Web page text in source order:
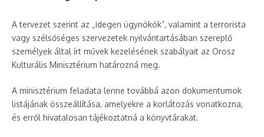
A tervezet szerint az „idegen ügynökök”, valamint a terrorista
vagy szélsőséges szervezetek nyilvántartásában szereplő
személyek által írt művek kezelésének szabályait az Orosz
Kulturális Minisztérium határozná meg.
A minisztérium feladata lenne továbbá azon dokumentumok
listájának összeállítása, amelyekre a korlátozás vonatkozna,
és erről hivatalosan tájékoztatná a könyvtárakat.